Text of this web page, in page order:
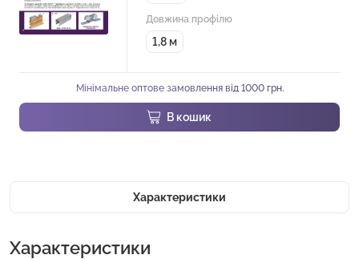
Довжина профілю
1,8 м
Мінімальне оптове замовлення від 1000 грн.
В кошик
Характеристики
Характеристики